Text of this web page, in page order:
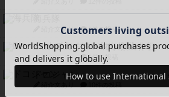
紹介文あり 1件の投稿
Bitter End ブタペスト救出作戦
紹介文なし 1件の投稿
ドコジャン